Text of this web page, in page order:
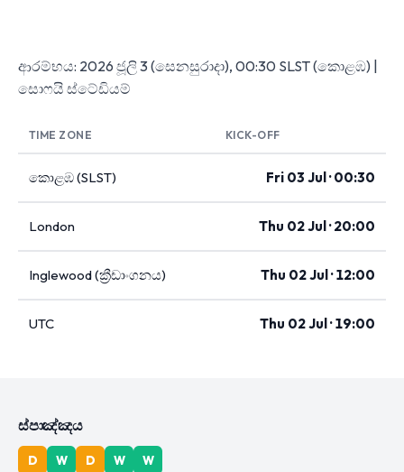
ආරම්භය: 2026 ජූලි 3 (සෙනසුරාදා), 00:30 SLST (කොළඹ) |
සොෆයි ස්ටේඩියම්
TIME ZONE KICK-OFF
කොළඹ (SLST) Fri 03 Jul · 00:30
London Thu 02 Jul · 20:00
Inglewood (ක්‍රීඩාංගනය) Thu 02 Jul · 12:00
UTC Thu 02 Jul · 19:00
ස්පාඤ්ඤය
D W D W W